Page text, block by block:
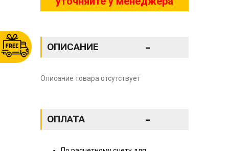
ОПИСАНИЕ -
Описание товара отсутствует
ОПЛАТА -